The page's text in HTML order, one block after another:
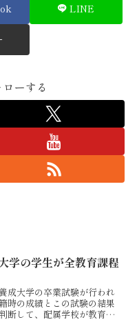
LINE
ーする
学の学生が全教育課程
成大学の卒業試験が行われ
時の成績とこの試験の結果
断して、配属学校が教育省